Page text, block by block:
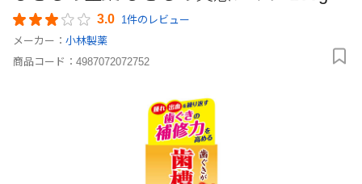
3.0 1件のレビュー
メーカー： 小林製薬
商品コード： 4987072072752